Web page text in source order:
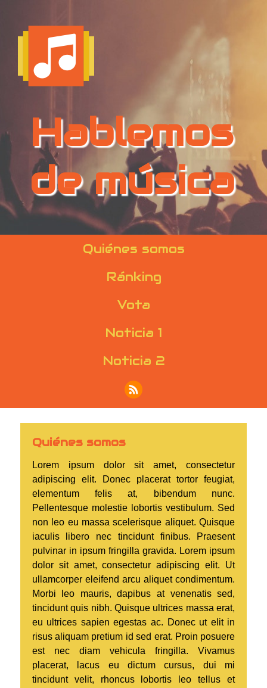
Hablemos
de música
Quiénes somos
Ránking
Vota
Noticia 1
Noticia 2
Quiénes somos
Lorem ipsum dolor sit amet, consectetur
adipiscing elit. Donec placerat tortor feugiat,
elementum felis at, bibendum nunc.
Pellentesque molestie lobortis vestibulum. Sed
non leo eu massa scelerisque aliquet. Quisque
iaculis libero nec tincidunt finibus. Praesent
pulvinar in ipsum fringilla gravida. Lorem ipsum
dolor sit amet, consectetur adipiscing elit. Ut
ullamcorper eleifend arcu aliquet condimentum.
Morbi leo mauris, dapibus at venenatis sed,
tincidunt quis nibh. Quisque ultrices massa erat,
eu ultrices sapien egestas ac. Donec ut elit in
risus aliquam pretium id sed erat. Proin posuere
est nec diam vehicula fringilla. Vivamus
placerat, lacus eu dictum cursus, dui mi
tincidunt velit, rhoncus lobortis leo tellus et